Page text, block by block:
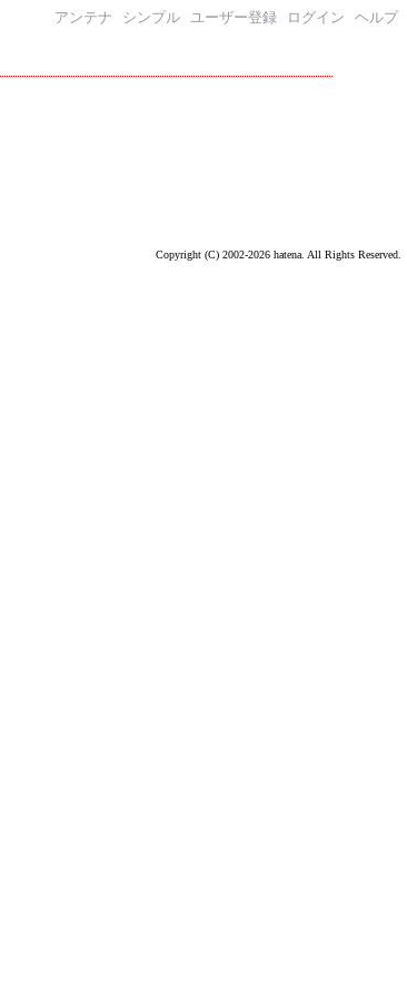
アンテナ シンプル ユーザー登録 ログイン ヘルプ
Copyright (C) 2002-2026 hatena. All Rights Reserved.